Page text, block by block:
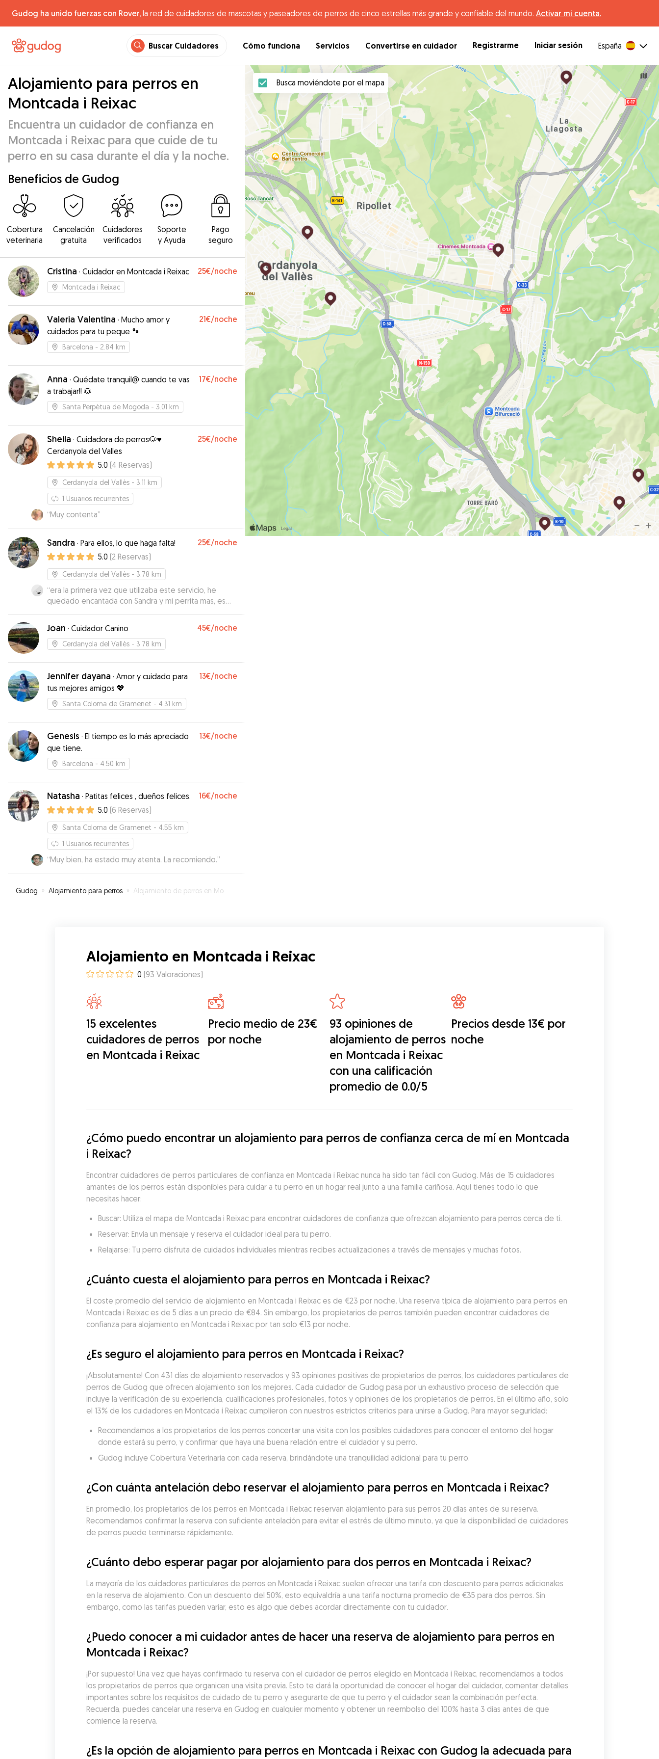
Gudog ha unido fuerzas con Rover, la red de cuidadores de mascotas y paseadores de perros de cinco estrellas más grande y confiable del mundo. Activar mi cuenta.
Buscar Cuidadores Cómo funciona Servicios Convertirse en cuidador Registrarme Iniciar sesión España
Alojamiento para perros en
Montcada i Reixac
Encuentra un cuidador de confianza en
Montcada i Reixac para que cuide de tu
perro en su casa durante el día y la noche.
Beneficios de Gudog
Cobertura
veterinaria
Cancelación
gratuita
Cuidadores
verificados
Soporte
y Ayuda
Pago
seguro
Cristina · Cuidador en Montcada i Reixac 25€/noche
Montcada i Reixac
Valeria Valentina · Mucho amor y
cuidados para tu peque 🐾
21€/noche
Barcelona - 2.84 km
Anna · Quédate tranquil@ cuando te vas
a trabajar!! 🐶
17€/noche
Santa Perpètua de Mogoda - 3.01 km
Sheila · Cuidadora de perros🐶♥️
Cerdanyola del Valles
25€/noche
5.0 (4 Reservas)
Cerdanyola del Vallès - 3.11 km
1 Usuarios recurrentes
“Muy contenta”
Sandra · Para ellos, lo que haga falta! 25€/noche
5.0 (2 Reservas)
Cerdanyola del Vallès - 3.78 km
“era la primera vez que utilizaba este servicio, he
quedado encantada con Sandra y mi perrita mas, es
una persona muy dulce a la que se nota que le
encantan los animales, la recomiendo al 100%”
Joan · Cuidador Canino 45€/noche
Cerdanyola del Vallès - 3.78 km
Jennifer dayana · Amor y cuidado para
tus mejores amigos 💖
13€/noche
Santa Coloma de Gramenet - 4.31 km
Genesis · El tiempo es lo más apreciado
que tiene.
13€/noche
Barcelona - 4.50 km
Natasha · Patitas felices , dueños felices. 16€/noche
5.0 (6 Reservas)
Santa Coloma de Gramenet - 4.55 km
1 Usuarios recurrentes
“Muy bien, ha estado muy atenta. La recomiendo.”
Gudog » Alojamiento para perros » Alojamiento de perros en Montcada i Reixac
Busca moviéndote por el mapa
Alojamiento en Montcada i Reixac
0 (93 Valoraciones)
15 excelentes
cuidadores de perros
en Montcada i Reixac
Precio medio de 23€
por noche
93 opiniones de
alojamiento de perros
en Montcada i Reixac
con una calificación
promedio de 0.0/5
Precios desde 13€ por
noche
¿Cómo puedo encontrar un alojamiento para perros de confianza cerca de mí en Montcada
i Reixac?
Encontrar cuidadores de perros particulares de confianza en Montcada i Reixac nunca ha sido tan fácil con Gudog. Más de 15 cuidadores
amantes de los perros están disponibles para cuidar a tu perro en un hogar real junto a una familia cariñosa. Aquí tienes todo lo que
necesitas hacer:
Buscar: Utiliza el mapa de Montcada i Reixac para encontrar cuidadores de confianza que ofrezcan alojamiento para perros cerca de ti.
Reservar: Envía un mensaje y reserva el cuidador ideal para tu perro.
Relajarse: Tu perro disfruta de cuidados individuales mientras recibes actualizaciones a través de mensajes y muchas fotos.
¿Cuánto cuesta el alojamiento para perros en Montcada i Reixac?
El coste promedio del servicio de alojamiento en Montcada i Reixac es de €23 por noche. Una reserva típica de alojamiento para perros en
Montcada i Reixac es de 5 días a un precio de €84. Sin embargo, los propietarios de perros también pueden encontrar cuidadores de
confianza para alojamiento en Montcada i Reixac por tan solo €13 por noche.
¿Es seguro el alojamiento para perros en Montcada i Reixac?
¡Absolutamente! Con 431 días de alojamiento reservados y 93 opiniones positivas de propietarios de perros, los cuidadores particulares de
perros de Gudog que ofrecen alojamiento son los mejores. Cada cuidador de Gudog pasa por un exhaustivo proceso de selección que
incluye la verificación de su experiencia, cualificaciones profesionales, fotos y opiniones de los propietarios de perros. En el último año, solo
el 13% de los cuidadores en Montcada i Reixac cumplieron con nuestros estrictos criterios para unirse a Gudog. Para mayor seguridad:
Recomendamos a los propietarios de los perros concertar una visita con los posibles cuidadores para conocer el entorno del hogar
donde estará su perro, y confirmar que haya una buena relación entre el cuidador y su perro.
Gudog incluye Cobertura Veterinaria con cada reserva, brindándote una tranquilidad adicional para tu perro.
¿Con cuánta antelación debo reservar el alojamiento para perros en Montcada i Reixac?
En promedio, los propietarios de los perros en Montcada i Reixac reservan alojamiento para sus perros 20 días antes de su reserva.
Recomendamos confirmar la reserva con suficiente antelación para evitar el estrés de último minuto, ya que la disponibilidad de cuidadores
de perros puede terminarse rápidamente.
¿Cuánto debo esperar pagar por alojamiento para dos perros en Montcada i Reixac?
La mayoría de los cuidadores particulares de perros en Montcada i Reixac suelen ofrecer una tarifa con descuento para perros adicionales
en la reserva de alojamiento. Con un descuento del 50%, esto equivaldría a una tarifa nocturna promedio de €35 para dos perros. Sin
embargo, como las tarifas pueden variar, esto es algo que debes acordar directamente con tu cuidador.
¿Puedo conocer a mi cuidador antes de hacer una reserva de alojamiento para perros en
Montcada i Reixac?
¡Por supuesto! Una vez que hayas confirmado tu reserva con el cuidador de perros elegido en Montcada i Reixac, recomendamos a todos
los propietarios de perros que organicen una visita previa. Esto te dará la oportunidad de conocer el hogar del cuidador, comentar detalles
importantes sobre los requisitos de cuidado de tu perro y asegurarte de que tu perro y el cuidador sean la combinación perfecta.
Recuerda, puedes cancelar una reserva en Gudog en cualquier momento y obtener un reembolso del 100% hasta 3 días antes de que
comience la reserva.
¿Es la opción de alojamiento para perros en Montcada i Reixac con Gudog la adecuada para